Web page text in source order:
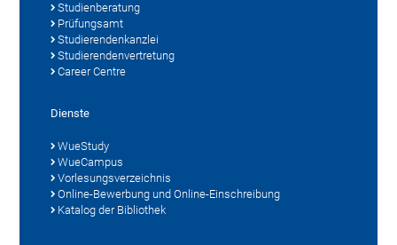
Studienberatung
Prüfungsamt
Studierendenkanzlei
Studierendenvertretung
Career Centre
Dienste
WueStudy
WueCampus
Vorlesungsverzeichnis
Online-Bewerbung und Online-Einschreibung
Katalog der Bibliothek